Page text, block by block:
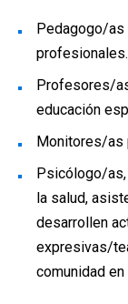
Pedagogo/as
profesionales.
Profesores/
educación
Monitores/as
Psicólogo/as,
la salud,
desarrollen
expresivas/
comunidad